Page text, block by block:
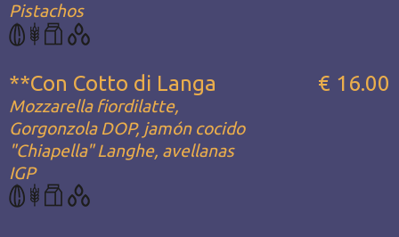
Pistachos
**Con Cotto di Langa
Mozzarella fiordilatte,
Gorgonzola DOP, jamón cocido
"Chiapella" Langhe, avellanas
IGP
€ 16.00